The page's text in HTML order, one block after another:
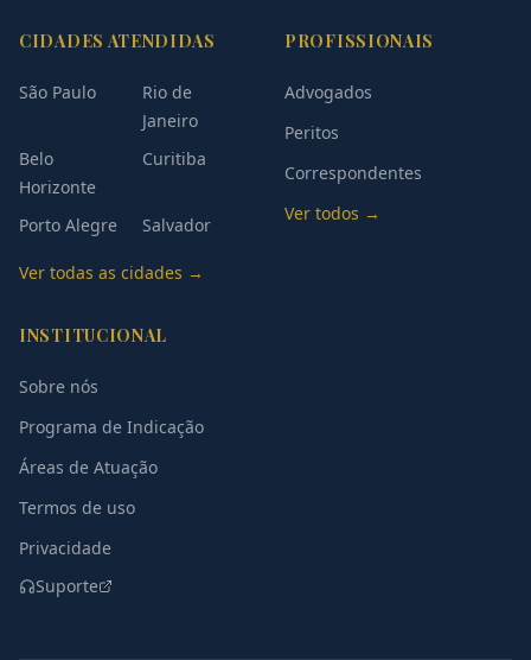
CIDADES ATENDIDAS
São Paulo
Rio de
Janeiro
Belo
Horizonte
Curitiba
Porto Alegre Salvador
Ver todas as cidades →
PROFISSIONAIS
Advogados
Peritos
Correspondentes
Ver todos →
INSTITUCIONAL
Sobre nós
Programa de Indicação
Áreas de Atuação
Termos de uso
Privacidade
Suporte